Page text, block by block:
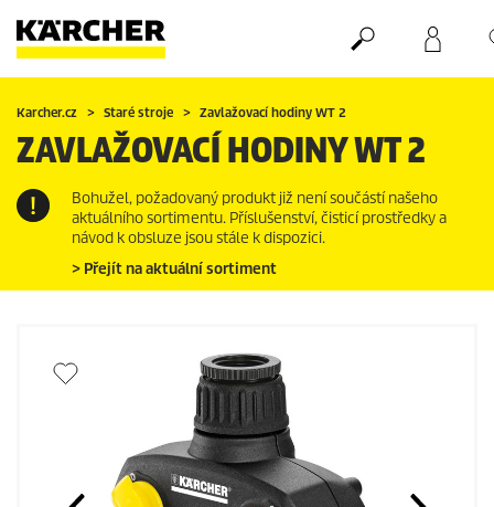
Nákupní košík
Seznam oblíbených produktů
Karcher.cz Staré stroje Zavlažovací hodiny WT 2
ZAVLAŽOVACÍ HODINY WT 2
Bohužel, požadovaný produkt již není součástí našeho
aktuálního sortimentu. Příslušenství, čisticí prostředky a
návod k obsluze jsou stále k dispozici.
> Přejít na aktuální sortiment